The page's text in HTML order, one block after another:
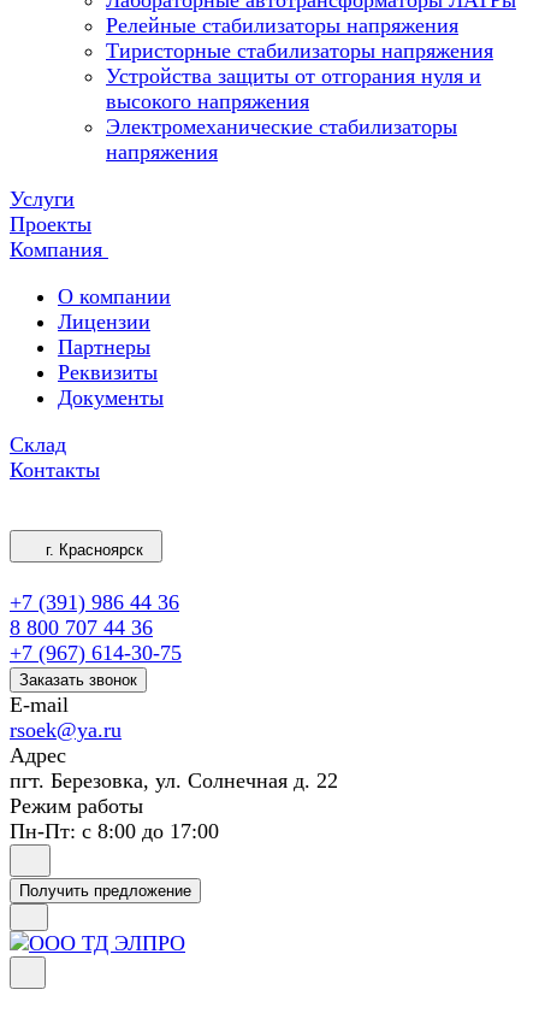
Релейные стабилизаторы напряжения
Тиристорные стабилизаторы напряжения
Устройства защиты от отгорания нуля и
высокого напряжения
Электромеханические стабилизаторы
напряжения
Услуги
Проекты
Компания
О компании
Лицензии
Партнеры
Реквизиты
Документы
Склад
Контакты
г. Красноярск
+7 (391) 986 44 36
8 800 707 44 36
+7 (967) 614-30-75
Заказать звонок
E-mail
rsoek@ya.ru
Адрес
пгт. Березовка, ул. Солнечная д. 22
Режим работы
Пн-Пт: с 8:00 до 17:00
Получить предложение